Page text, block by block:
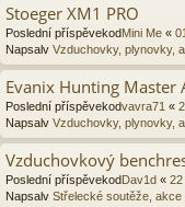
Stoeger XM1 PRO
Poslední příspěvekodMini Me «
Napsalv Vzduchovky, plynovky,
Evanix Hunting Master
Poslední příspěvekodvavra71 «
Napsalv Vzduchovky, plynovky,
Vzduchovkový
Poslední příspěvekodDav1d « 22
Napsalv Střelecké soutěže, akce